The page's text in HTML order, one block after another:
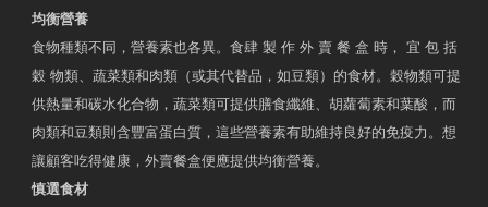
均衡營養
食物種類不同，營養素也各異。食肆 製 作 外 賣 餐 盒 時， 宜 包 括
穀 物類、蔬菜類和肉類（或其代替品，如豆類）的食材。穀物類可提
供熱量和碳水化合物，蔬菜類可提供膳食纖維、胡蘿蔔素和葉酸，而
肉類和豆類則含豐富蛋白質，這些營養素有助維持良好的免疫力。想
讓顧客吃得健康，外賣餐盒便應提供均衡營養。
慎選食材